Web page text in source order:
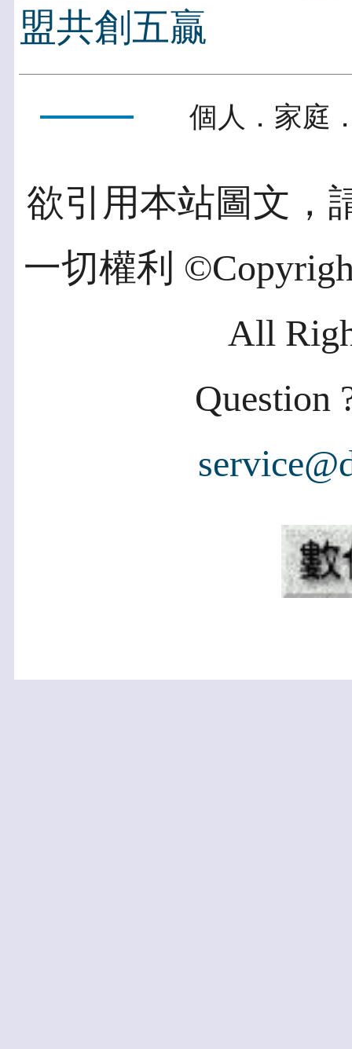
盟共創五贏
個人．家庭
欲引用本站圖文，
一切權利
All
Question